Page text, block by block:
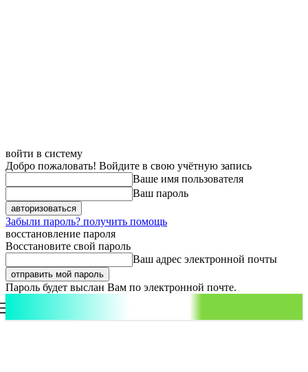
войти в систему
Добро пожаловать! Войдите в свою учётную запись
Ваше имя пользователя
Ваш пароль
Забыли пароль? получить помощь
восстановление пароля
Восстановите свой пароль
Ваш адрес электронной почты
Пароль будет выслан Вам по электронной почте.